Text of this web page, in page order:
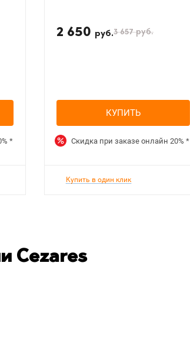
*
2 650 руб.3 657руб.
КУПИТЬ
Скидка при заказе онлайн 20% *
Купить в один клик
Cezares